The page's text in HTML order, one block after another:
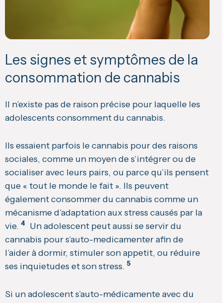
Les signes et symptômes de la
consommation de cannabis
Il n’existe pas de raison précise pour laquelle les
adolescents consomment du cannabis.
Ils essaient parfois le cannabis pour des raisons
sociales, comme un moyen de s’intégrer ou de
socialiser avec leurs pairs, ou parce qu’ils pensent
que « tout le monde le fait ». Ils peuvent
également consommer du cannabis comme un
mécanisme d’adaptation aux stress causés par la
vie. 4 Un adolescent peut aussi se servir du
cannabis pour s’auto-medicamenter afin de
l’aider à dormir, stimuler son appetit, ou réduire
ses inquietudes et son stress. 5
Si un adolescent s’auto-médicamente avec du